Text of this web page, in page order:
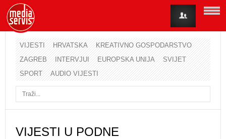
VIJESTI HRVATSKA
KREATIVNO GOSPODARSTVO
ZAGREB
INTERVJUI EUROPSKA UNIJA
SVIJET
SPORT
AUDIO VIJESTI
VIJESTI U PODNE
Korisničko ime
Lozinka